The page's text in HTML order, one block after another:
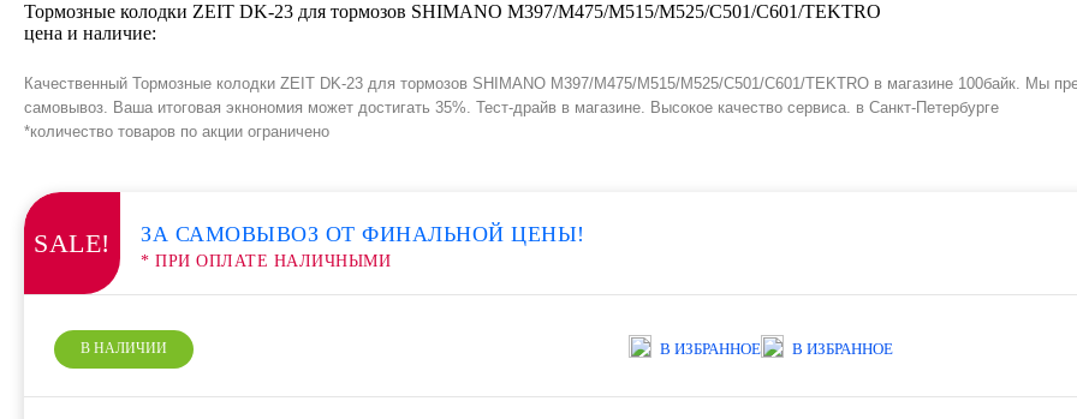
Тормозные колодки ZEIT DK-23 для тормозов SHIMANO M397/M475/M515/M525/C501/C601/TEKTRO
цена и наличие:
Качественный Тормозные колодки ZEIT DK-23 для тормозов SHIMANO M397/M475/M515/M525/C501/C601/TEKTRO в магазине 100байк. Мы
самовывоз. Ваша итоговая экнономия может достигать 35%. Тест-драйв в магазине. Высокое качество сервиса. в Санкт-Петербурге
*количество товаров по акции ограничено
SALE! ЗА САМОВЫВОЗ ОТ ФИНАЛЬНОЙ ЦЕНЫ!
* ПРИ ОПЛАТЕ НАЛИЧНЫМИ
В НАЛИЧИИ В ИЗБРАННОЕ В ИЗБРАННОЕ